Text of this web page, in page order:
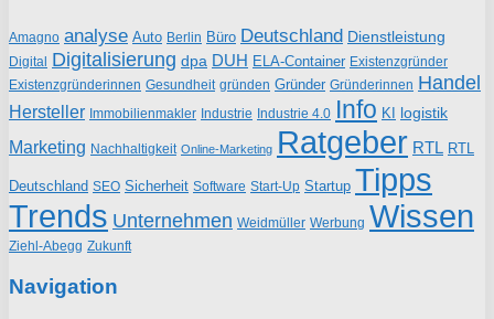
Amagno analyse Auto Berlin Büro Deutschland Dienstleistung
Digital Digitalisierung dpa DUH ELA-Container Existenzgründer
Existenzgründerinnen Gesundheit gründen Gründer Gründerinnen Handel
Hersteller Immobilienmakler Industrie Industrie 4.0 Info KI logistik
Marketing Nachhaltigkeit Online-Marketing Ratgeber RTL RTL
Deutschland SEO Sicherheit Software Start-Up Startup Tipps
Trends Unternehmen Weidmüller Werbung Wissen
Ziehl-Abegg Zukunft
Navigation